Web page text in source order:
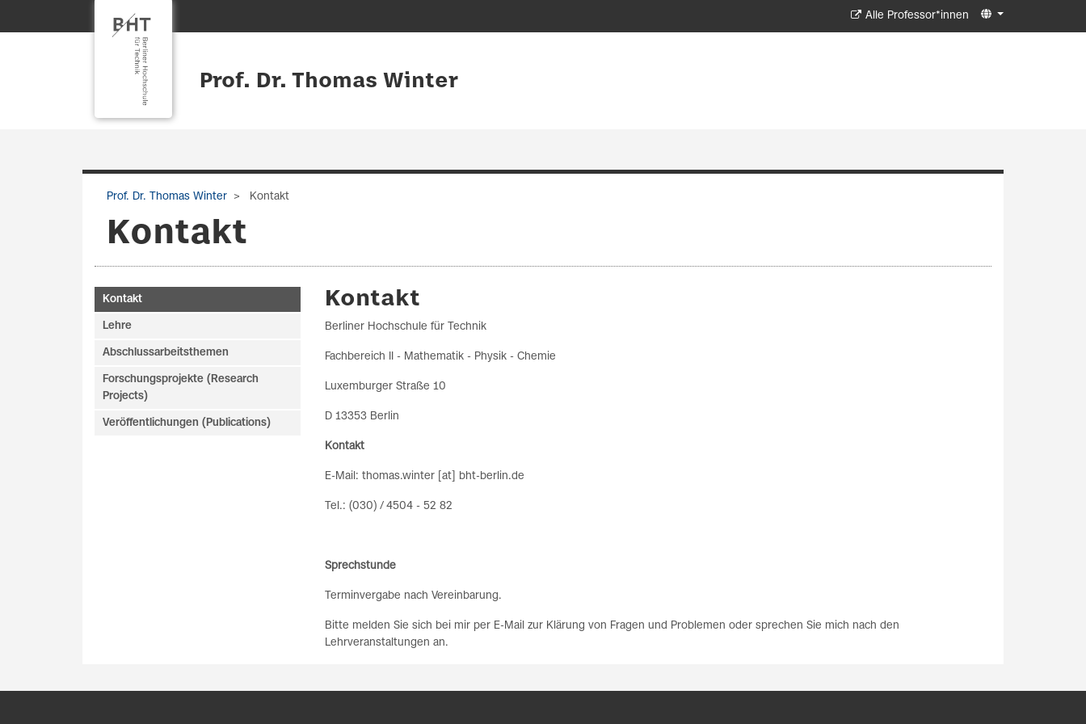
Alle Professor*innen
Prof. Dr. Thomas Winter
Prof. Dr. Thomas Winter Kontakt
Kontakt
Kontakt
Berliner Hochschule für Technik
Fachbereich II - Mathematik - Physik - Chemie
Luxemburger Straße 10
D 13353 Berlin
Kontakt
E-Mail: thomas.winter [at] bht-berlin.de
Tel.: (030) / 4504 - 52 82
Sprechstunde
Terminvergabe nach Vereinbarung.
Bitte melden Sie sich bei mir per E-Mail zur Klärung von Fragen und Problemen oder sprechen Sie mich nach den
Lehrveranstaltungen an.
Kontakt
Lehre
Abschlussarbeitsthemen
Forschungsprojekte (Research
Projects)
Veröffentlichungen (Publications)